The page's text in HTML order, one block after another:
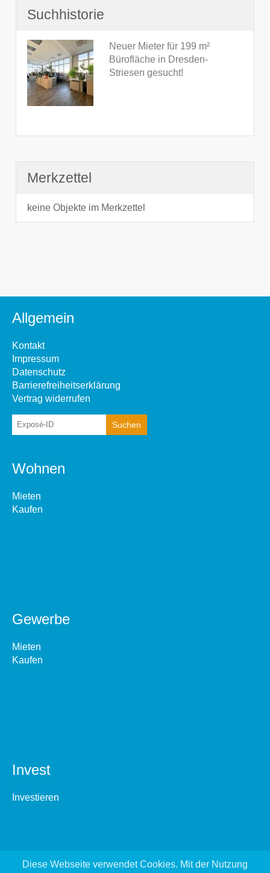
Suchhistorie
Neuer Mieter für 199 m²
Bürofläche in Dresden-
Striesen gesucht!
Merkzettel
keine Objekte im Merkzettel
Allgemein
Kontakt
Impressum
Datenschutz
Barrierefreiheitserklärung
Vertrag widerrufen
Wohnen
Mieten
Kaufen
Gewerbe
Mieten
Kaufen
Invest
Investieren
Diese Webseite verwendet Cookies. Mit der Nutzung